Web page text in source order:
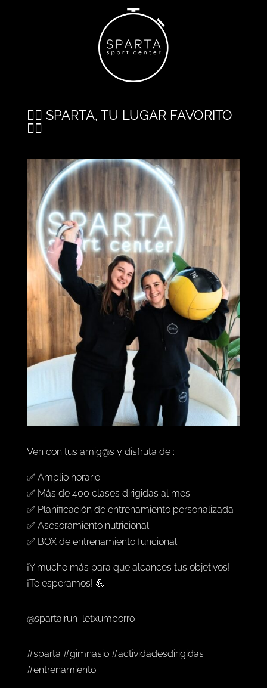
🏋️‍♂️ SPARTA, TU LUGAR FAVORITO
🏋️‍♂️
Ven con tus amig@s y disfruta de :
✅ Amplio horario
✅ Más de 400 clases dirigidas al mes
✅ Planificación de entrenamiento personalizada
✅ Asesoramiento nutricional
✅ BOX de entrenamiento funcional
¡Y mucho más para que alcances tus objetivos!
¡Te esperamos! 💪
@spartairun_letxumborro
#sparta #gimnasio #actividadesdirigidas
#entrenamiento